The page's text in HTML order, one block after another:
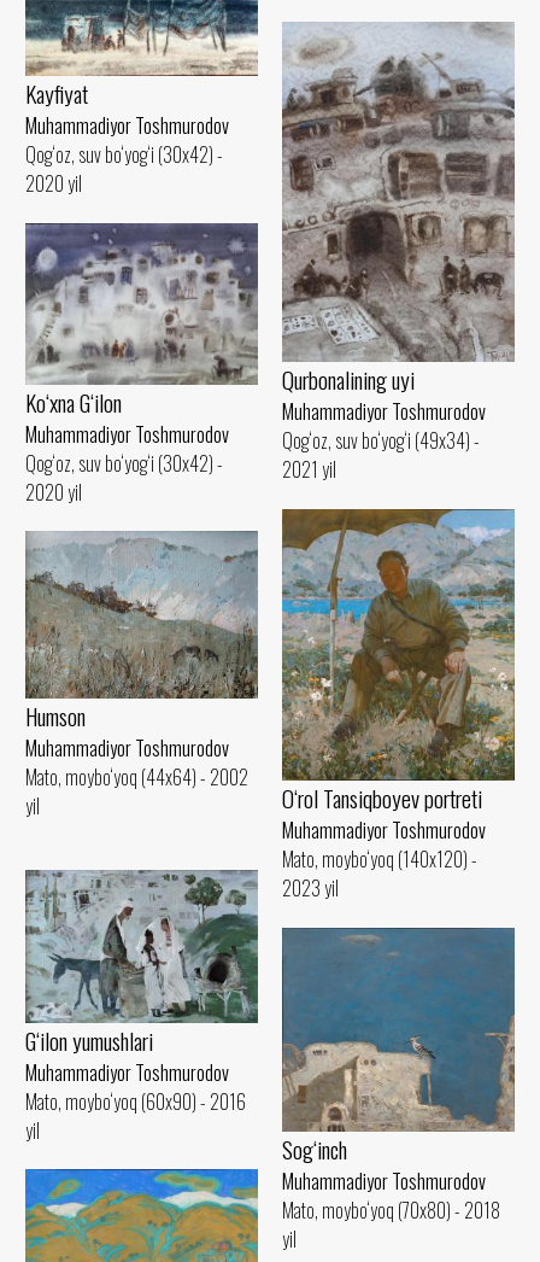
Kayfiyat
Muhammadiyor Toshmurodov
Qog‘oz, suv bo‘yog‘i (30x42) -
2020 yil
Qurbonalining uyi
Muhammadiyor Toshmurodov
Qog‘oz, suv bo‘yog‘i (49x34) -
2021 yil
Ko‘xna G‘ilon
Muhammadiyor Toshmurodov
Qog‘oz, suv bo‘yog‘i (30x42) -
2020 yil
O‘rol Tansiqboyev portreti
Muhammadiyor Toshmurodov
Mato, moybo‘yoq (140x120) -
2023 yil
Humson
Muhammadiyor Toshmurodov
Mato, moybo‘yoq (44x64) - 2002
yil
G‘ilon yumushlari
Muhammadiyor Toshmurodov
Mato, moybo‘yoq (60x90) - 2016
yil
Sog‘inch
Muhammadiyor Toshmurodov
Mato, moybo‘yoq (70x80) - 2018
yil